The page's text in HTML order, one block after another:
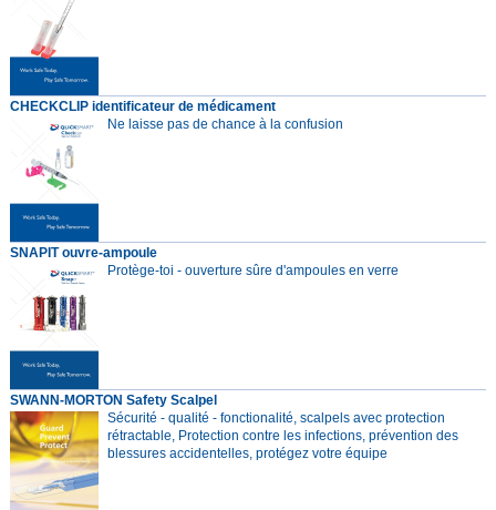
CHECKCLIP identificateur de médicament
Ne laisse pas de chance à la confusion
SNAPIT ouvre-ampoule
Protège-toi - ouverture sûre d'ampoules en verre
SWANN-MORTON Safety Scalpel
Sécurité - qualité - fonctionalité, scalpels avec protection
rétractable, Protection contre les infections, prévention des
blessures accidentelles, protégez votre équipe